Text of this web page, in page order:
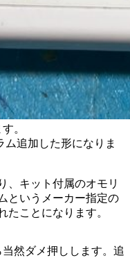
。
ム追加した形になりま
、キット付属のオモリ
というメーカー指定の
たことになります。
然ダメ押しします。追